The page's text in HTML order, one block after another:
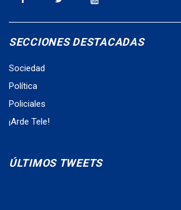
SECCIONES DESTACADAS
Sociedad
Política
Policiales
¡Arde Tele!
ÚLTIMOS TWEETS